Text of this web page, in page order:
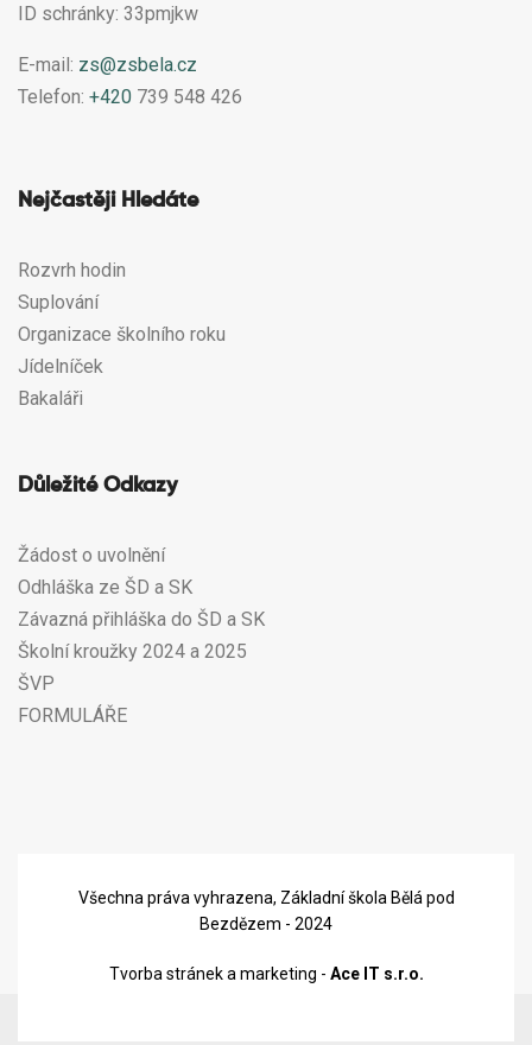
ID schránky: 33pmjkw
E-mail: zs@zsbela.cz
Telefon: +420 739 548 426
Nejčastěji Hledáte
Rozvrh hodin
Suplování
Organizace školního roku
Jídelníček
Bakaláři
Důležité Odkazy
Žádost o uvolnění
Odhláška ze ŠD a SK
Závazná přihláška do ŠD a SK
Školní kroužky 2024 a 2025
ŠVP
FORMULÁŘE
Všechna práva vyhrazena, Základní škola Bělá pod
Bezdězem - 2024
Tvorba stránek a marketing - Ace IT s.r.o.